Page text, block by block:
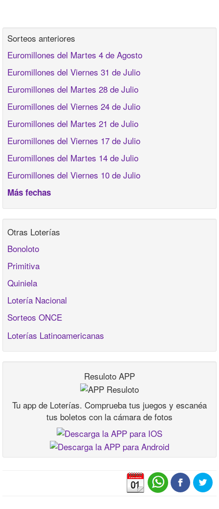
Sorteos anteriores
Euromillones del Martes 4 de Agosto
Euromillones del Viernes 31 de Julio
Euromillones del Martes 28 de Julio
Euromillones del Viernes 24 de Julio
Euromillones del Martes 21 de Julio
Euromillones del Viernes 17 de Julio
Euromillones del Martes 14 de Julio
Euromillones del Viernes 10 de Julio
Más fechas
Otras Loterías
Bonoloto
Primitiva
Quiniela
Lotería Nacional
Sorteos ONCE
Loterías Latinoamericanas
Resuloto APP
Tu app de Loterías. Comprueba tus juegos y escanéa
tus boletos con la cámara de fotos